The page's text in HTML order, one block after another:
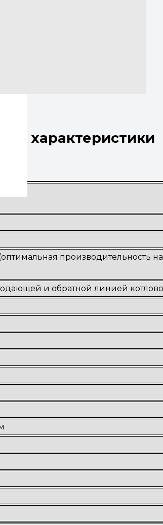
характеристики
производительность
и обратной линией